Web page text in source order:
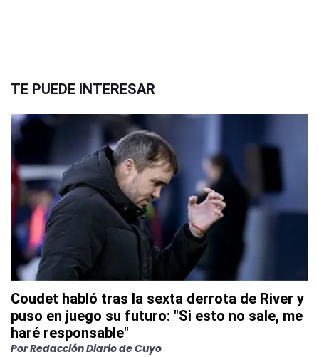
TE PUEDE INTERESAR
Coudet habló tras la sexta derrota de River y
puso en juego su futuro: "Si esto no sale, me
haré responsable"
PorRedacción Diario de Cuyo